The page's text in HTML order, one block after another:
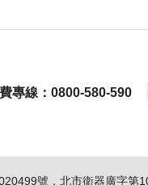
專線：0800-580-590
號，北市衛器廣字